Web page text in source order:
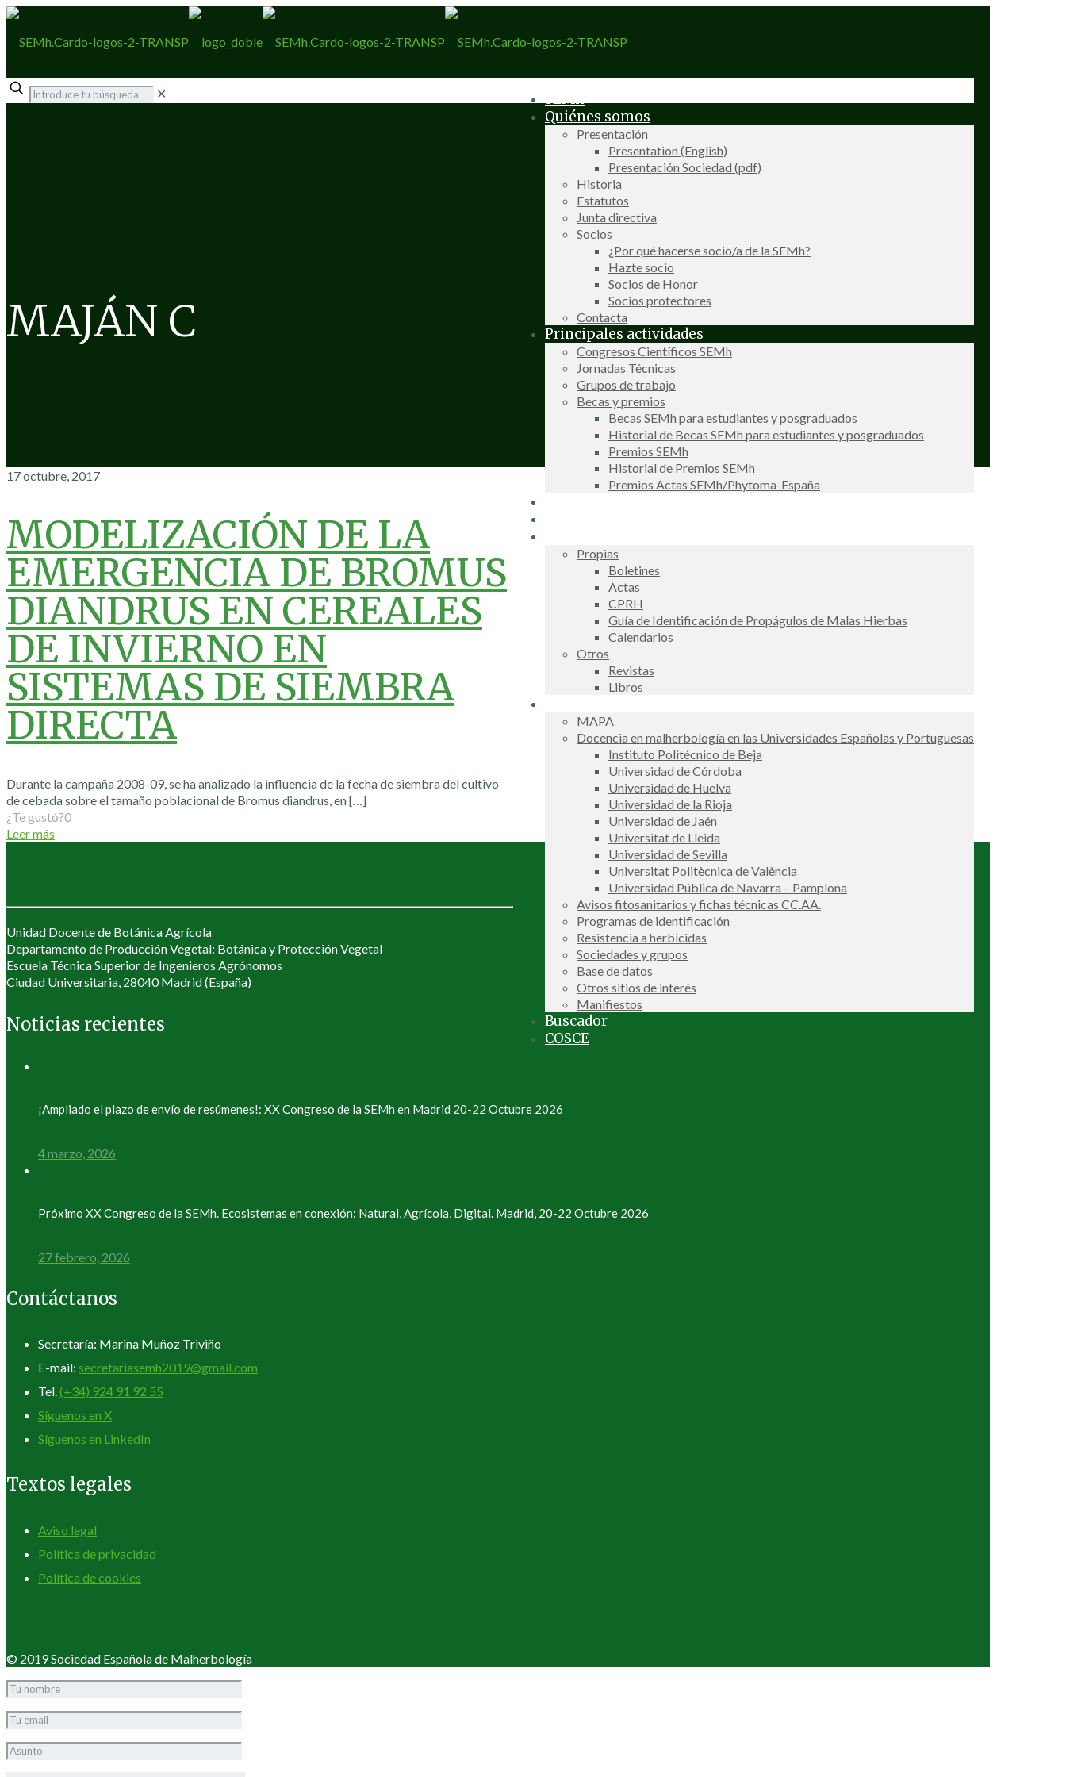
SEMh
Quiénes somos
Presentación
Presentation (English)
Presentación Sociedad (pdf)
Historia
Estatutos
Junta directiva
Socios
¿Por qué hacerse socio/a de la SEMh?
Hazte socio
Socios de Honor
Socios protectores
Contacta
Principales actividades
Congresos Científicos SEMh
Jornadas Técnicas
Grupos de trabajo
Becas y premios
Becas SEMh para estudiantes y posgraduados
Historial de Becas SEMh para estudiantes y posgraduados
Premios SEMh
Historial de Premios SEMh
Premios Actas SEMh/Phytoma-España
Propias
Boletines
Actas
CPRH
Guía de Identificación de Propágulos de Malas Hierbas
Calendarios
Otros
Revistas
Libros
MAPA
Docencia en malherbología en las Universidades Españolas y Portuguesas
Instituto Politécnico de Beja
Universidad de Córdoba
Universidad de Huelva
Universidad de la Rioja
Universidad de Jaén
Universitat de Lleida
Universidad de Sevilla
Universitat Politècnica de València
Universidad Pública de Navarra – Pamplona
Avisos fitosanitarios y fichas técnicas CC.AA.
Programas de identificación
Resistencia a herbicidas
Sociedades y grupos
Base de datos
Otros sitios de interés
Manifiestos
Buscador
COSCE
✕
MAJÁN C
17 octubre, 2017
MODELIZACIÓN DE LA
EMERGENCIA DE BROMUS
DIANDRUS EN CEREALES
DE INVIERNO EN
SISTEMAS DE SIEMBRA
DIRECTA
Durante la campaña 2008-09, se ha analizado la influencia de la fecha de siembra del cultivo
de cebada sobre el tamaño poblacional de Bromus diandrus, en[…]
¿Te gustó?0
Leer más
Unidad Docente de Botánica Agrícola
Departamento de Producción Vegetal: Botánica y Protección Vegetal
Escuela Técnica Superior de Ingenieros Agrónomos
Ciudad Universitaria, 28040 Madrid (España)
Noticias recientes
¡Ampliado el plazo de envío de resúmenes!: XX Congreso de la SEMh en Madrid 20-22 Octubre 2026
4 marzo, 2026
Próximo XX Congreso de la SEMh. Ecosistemas en conexión: Natural, Agrícola, Digital. Madrid, 20-22 Octubre 2026
27 febrero, 2026
Contáctanos
Secretaría: Marina Muñoz Triviño
E-mail: secretariasemh2019@gmail.com
Tel. (+34) 924 91 92 55
Síguenos en X
Síguenos en LinkedIn
Textos legales
Aviso legal
Política de privacidad
Política de cookies
© 2019 Sociedad Española de Malherbología